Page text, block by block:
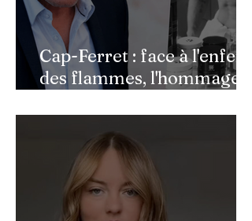
Cap-Ferret : face à l'enfer
des flammes, l'hommage
héros de l'ombre